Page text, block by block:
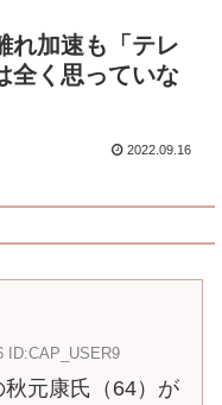
加速も「テレ
全く思っていな
2022.09.16
ID:CAP_USER9
元康氏（64）が